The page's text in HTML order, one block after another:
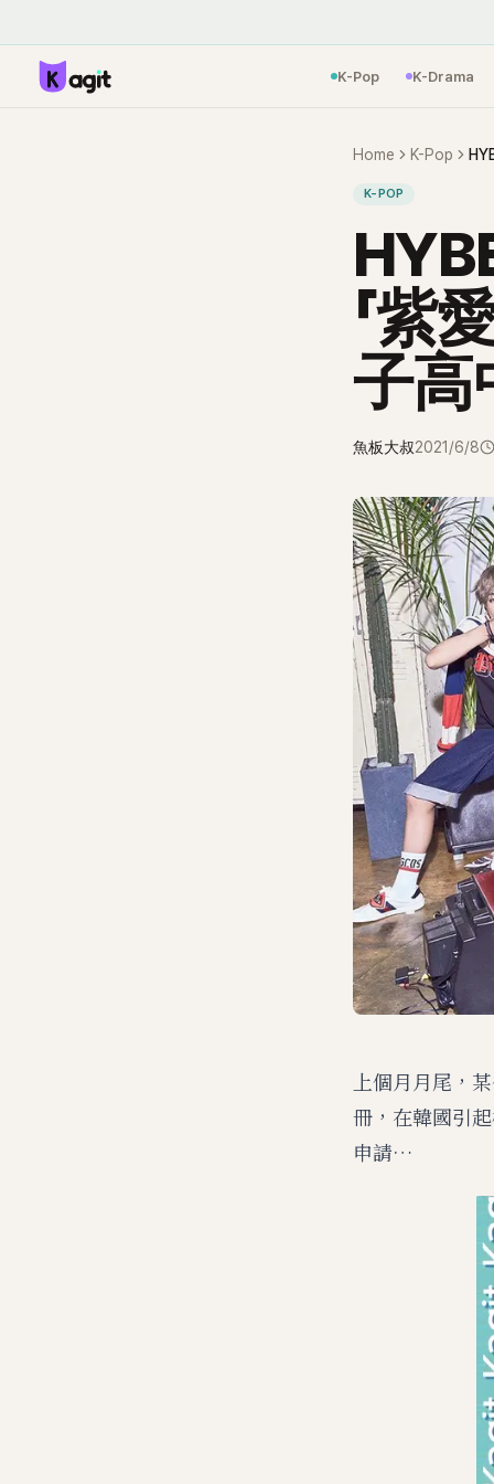
K-Pop K-Drama
Home K-Pop
K-POP
「紫
子高
魚板大叔2021/6/8
上個月月尾，
冊，在韓國引
申請…